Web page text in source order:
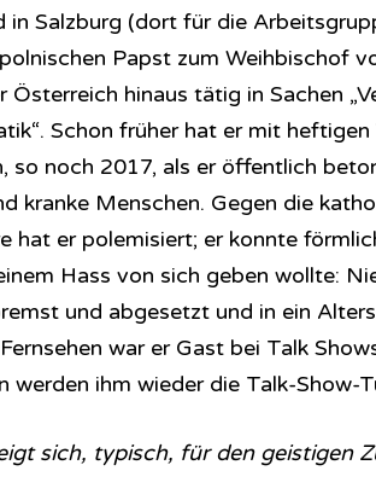
in Salzburg (dort für die
Papst zum Weihbischof
Österreich hinaus tätig in Sachen
Schon früher hat er mit
so noch 2017, als er öffentlich
kranke Menschen. Gegen die
hat er polemisiert; er konnte
Hass von sich geben wollte:
und abgesetzt und in ein
war er Gast bei Talk
werden ihm wieder die Talk-Show-
sich, typisch, für den geistigen